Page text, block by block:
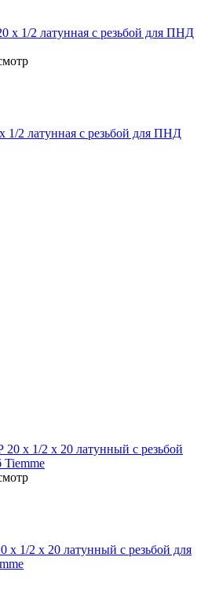
1/2 латунная с резьбой для ПНД
х 1/2 х 20 латунный с резьбой для